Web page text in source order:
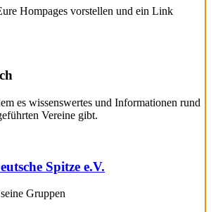
Hompages vorstellen und ein Link
es wissenswertes und Informationen rund
Vereine gibt.
Spitze e.V.
Gruppen